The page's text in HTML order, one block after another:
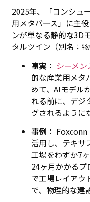
2025年、「コンシュ
用メタバース」に主
ンが単なる静的な3D
タルツイン（別名：
事実： シーメ
的な産業用メタ
めて、AIモデル
れる前に、デジ
グされるように
事例： Foxconn
活用し、テキサ
工場をわずか7
24ヶ月かかるプ
で工場レイアウ
で、物理的な建